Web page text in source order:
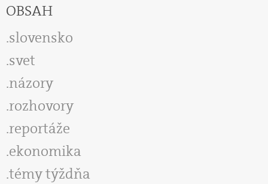
OBSAH
slovensko
svet
názory
rozhovory
reportáže
ekonomika
témy týždňa